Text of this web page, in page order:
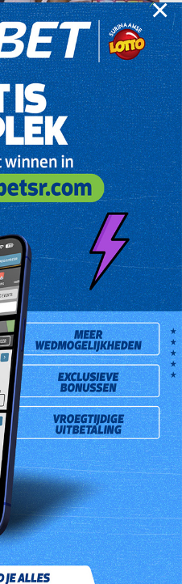
gelukkige winnaar van de
"Spitsoor" van 11
gelukkige winnares van het
13 oktober 2016. Meneer
de prijs in ontvangst.
×